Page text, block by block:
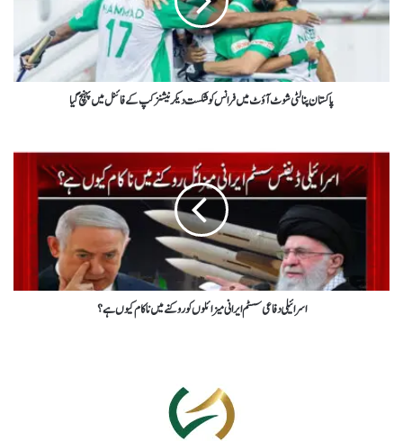
پاکستان پنالٹی شوٹ آؤٹ میں فرانس کو شکست دیکر نیشنز کپ کے فائنل میں پہنچ گیا
اسرائیلی دفاعی سسٹم ایرانی میزائلوں کو روکنے میں ناکام کیوں ہے؟